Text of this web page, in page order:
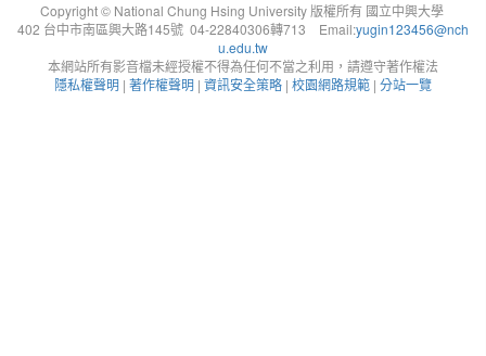
Copyright © National Chung Hsing University 版權所有 國立中興大學
402 台中市南區興大路145號 04-22840306轉713 Email:yugin123456@nch
u.edu.tw
本網站所有影音檔未經授權不得為任何不當之利用，請遵守著作權法
隱私權聲明 | 著作權聲明 | 資訊安全策略 | 校園網路規範 | 分站一覽